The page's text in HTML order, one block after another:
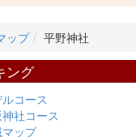
ップ 平野神社
ング
コース
社コース
ップ